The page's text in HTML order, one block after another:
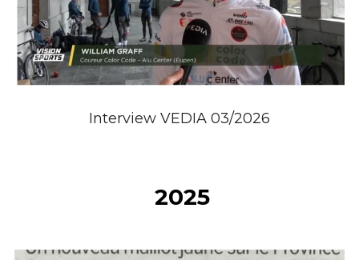
Interview VEDIA 03/2026
2025